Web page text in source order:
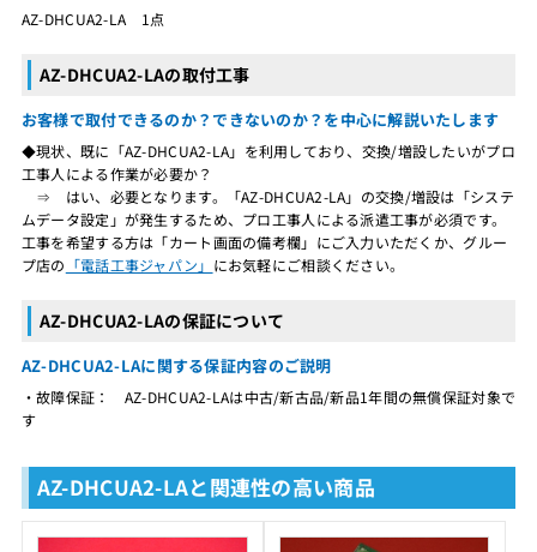
AZ-DHCUA2-LA 1点
AZ-DHCUA2-LAの取付工事
お客様で取付できるのか？できないのか？を中心に解説いたします
◆現状、既に「AZ-DHCUA2-LA」を利用しており、交換/増設したいがプロ
工事人による作業が必要か？
⇒ はい、必要となります。「AZ-DHCUA2-LA」の交換/増設は「システ
ムデータ設定」が発生するため、プロ工事人による派遣工事が必須です。
工事を希望する方は「カート画面の備考欄」にご入力いただくか、グルー
プ店の 「電話工事ジャパン」 にお気軽にご相談ください。
AZ-DHCUA2-LAの保証について
AZ-DHCUA2-LAに関する保証内容のご説明
・故障保証： AZ-DHCUA2-LAは中古/新古品/新品1年間の無償保証対象で
す
AZ-DHCUA2-LAと関連性の高い商品